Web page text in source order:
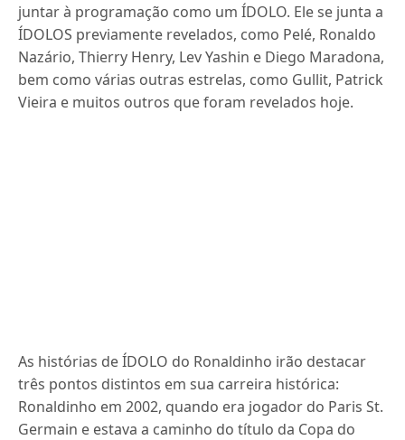
juntar à programação como um ÍDOLO. Ele se junta a
ÍDOLOS previamente revelados, como Pelé, Ronaldo
Nazário, Thierry Henry, Lev Yashin e Diego Maradona,
bem como várias outras estrelas, como Gullit, Patrick
Vieira e muitos outros que foram revelados hoje.
As histórias de ÍDOLO do Ronaldinho irão destacar
três pontos distintos em sua carreira histórica:
Ronaldinho em 2002, quando era jogador do Paris St.
Germain e estava a caminho do título da Copa do